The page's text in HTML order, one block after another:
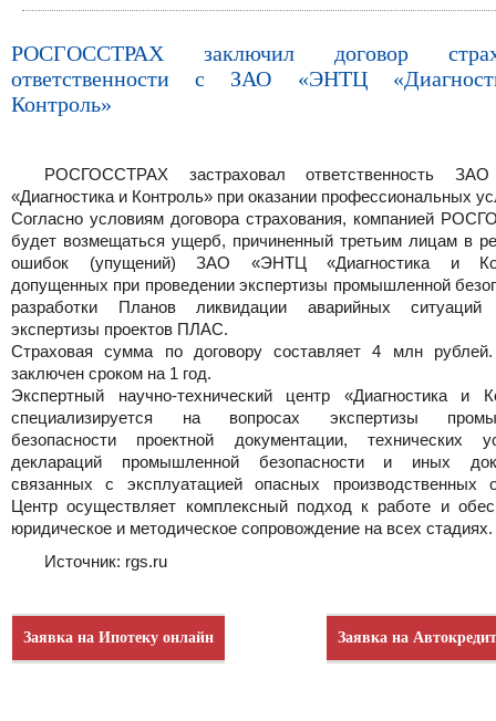
РОСГОССТРАХ заключил договор
ответственности с ЗАО «ЭНТЦ
Контроль»
РОСГОССТРАХ застраховал ответственность
«Диагностика и Контроль» при оказании профессиональных
Согласно условиям договора страхования, компанией
будет возмещаться ущерб, причиненный третьим лицам в
ошибок (упущений) ЗАО «ЭНТЦ «Диагностика и
допущенных при проведении экспертизы промышленной
разработки Планов ликвидации аварийных
экспертизы проектов ПЛАС.
Страховая сумма по договору составляет 4 млн рублей.
заключен сроком на 1 год.
Экспертный научно-технический центр «Диагностика и
специализируется на вопросах экспертизы
безопасности проектной документации, технических
деклараций промышленной безопасности и иных
связанных с эксплуатацией опасных производственных
Центр осуществляет комплексный подход к работе и
юридическое и методическое сопровождение на всех стадиях.
Источник: rgs.ru
Заявка на Ипотеку онлайн Заявка на